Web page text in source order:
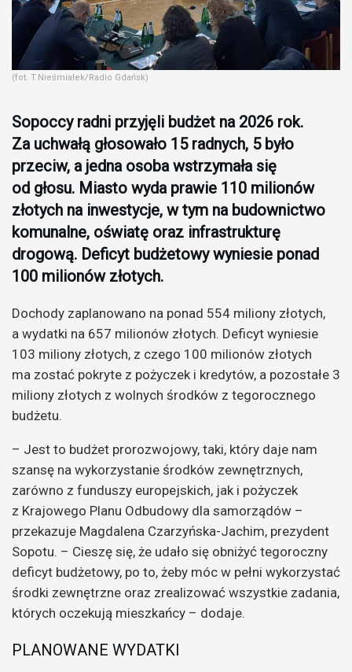
(fot. T.Nieśmiałek/Radio Gdańsk)
Sopoccy radni przyjęli budżet na 2026 rok.
Za uchwałą głosowało 15 radnych, 5 było
przeciw, a jedna osoba wstrzymała się
od głosu. Miasto wyda prawie 110 milionów
złotych na inwestycje, w tym na budownictwo
komunalne, oświatę oraz infrastrukturę
drogową. Deficyt budżetowy wyniesie ponad
100 milionów złotych.
Dochody zaplanowano na ponad 554 miliony złotych,
a wydatki na 657 milionów złotych. Deficyt wyniesie
103 miliony złotych, z czego 100 milionów złotych
ma zostać pokryte z pożyczek i kredytów, a pozostałe 3
miliony złotych z wolnych środków z tegorocznego
budżetu.
– Jest to budżet prorozwojowy, taki, który daje nam
szansę na wykorzystanie środków zewnętrznych,
zarówno z funduszy europejskich, jak i pożyczek
z Krajowego Planu Odbudowy dla samorządów –
przekazuje Magdalena Czarzyńska-Jachim, prezydent
Sopotu. – Cieszę się, że udało się obniżyć tegoroczny
deficyt budżetowy, po to, żeby móc w pełni wykorzystać
środki zewnętrzne oraz zrealizować wszystkie zadania,
których oczekują mieszkańcy – dodaje.
PLANOWANE WYDATKI